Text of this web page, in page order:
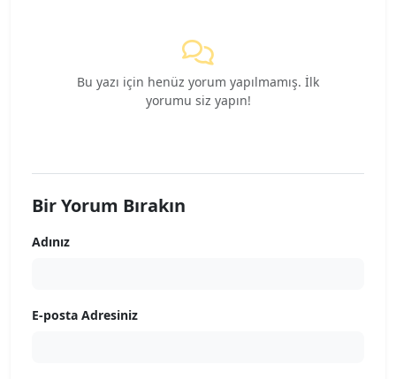
Bu yazı için henüz yorum yapılmamış. İlk
yorumu siz yapın!
Bir Yorum Bırakın
Adınız
E-posta Adresiniz